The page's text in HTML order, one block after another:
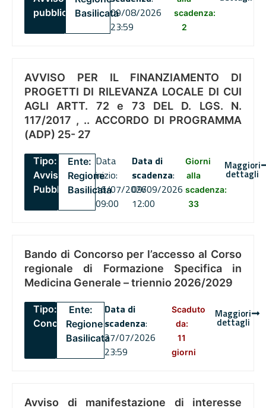
pubblico
Basilicata09/08/2026
23:59
scadenza:
2
AVVISO PER IL FINANZIAMENTO DI
PROGETTI DI RILEVANZA LOCALE DI CUI
AGLI ARTT. 72 e 73 DEL D. LGS. N.
117/2017 , .. ACCORDO DI PROGRAMMA
(ADP) 25- 27
Tipo:
Avviso
Pubblico
Ente:
Regione
Basilicata
Data
inizio:
16/07/2026
09:00
Data di
scadenza:
09/09/2026
12:00
Giorni
alla
scadenza:
33
Maggiori
dettagli
Bando di Concorso per l’accesso al Corso
regionale di Formazione Specifica in
Medicina Generale – triennio 2026/2029
Tipo:
Concorsi
Ente:
Regione
Basilicata
Data di
scadenza:
27/07/2026
23:59
Scaduto
da:
11
giorni
Maggiori
dettagli
Avviso di manifestazione di interesse